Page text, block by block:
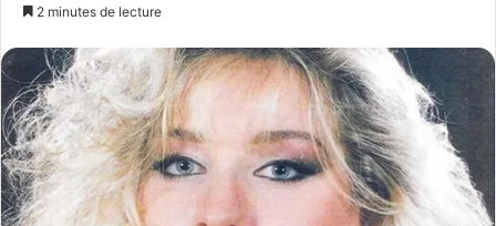
l
o
w
o
n
o
y
r
u
c
2 minutes de lecture